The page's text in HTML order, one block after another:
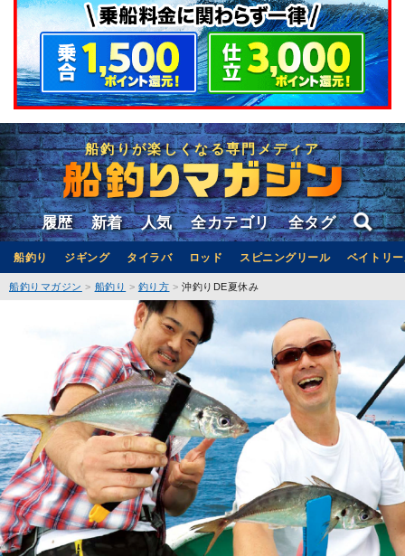
船釣りが楽しくなる専門メディア
履歴 新着 人気 全カテゴリ 全タグ
船釣り ジギング タイラバ ロッド スピニングリール ベイトリ
船釣りマガジン 船釣り 釣り方 沖釣りDE夏休み